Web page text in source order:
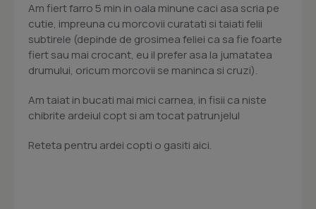
Am fiert farro 5 min in oala minune caci asa scria pe
cutie, impreuna cu morcovii curatati si taiati felii
subtirele (depinde de grosimea feliei ca sa fie foarte
fiert sau mai crocant, eu il prefer asa la jumatatea
drumului, oricum morcovii se maninca si cruzi).
Am taiat in bucati mai mici carnea, in fisii ca niste
chibrite ardeiul copt si am tocat patrunjelul
Reteta pentru ardei copti o gasiti aici.